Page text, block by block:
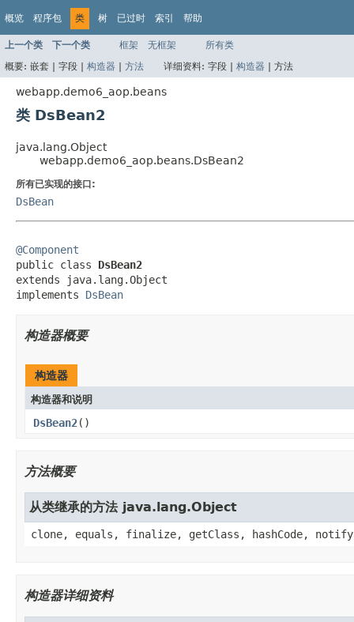
概览 程序包 类 树 已过时 索引 帮助
上一个类 下一个类 框架 无框架
所有类
概要: 嵌套 | 字段 | 构造器 | 方法 详细资料: 字段 | 构造器 | 方法
webapp.demo6_aop.beans
类 DsBean2
java.lang.Object
webapp.demo6_aop.beans.DsBean2
所有已实现的接口:
DsBean
@Component
public class DsBean2
extends java.lang.Object
implements DsBean
构造器概要
构造器
构造器和说明
DsBean2()
方法概要
从类继承的方法 java.lang.Object
clone, equals, finalize, getClass, hashCode,
构造器详细资料